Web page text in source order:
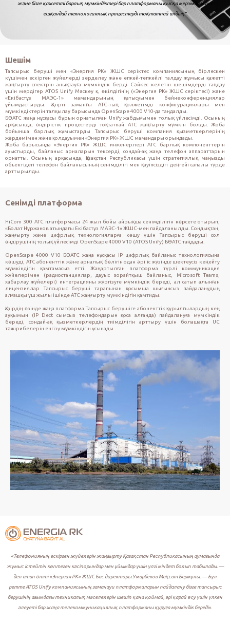
және бізге қажетті барлық мүмкіндіктері бар платформаны қысқа мерзімде және
ешқандай технологиялық процестерді тоқтатпай алдық”.
Шешім
Тапсырыс беруші мен «Энергия РК» ЖШС серіктес компаниясының бірлескен
күшімен ескірген жүйелерді зерделеу және егжей-тегжейлі талдау жұмысы қажетті
жаңғырту спектрін анықтауға мүмкіндік берді. Сәйкес келетін шешімдерді таңдау
үшін мердігер ATOS Unify Мәскеу қ. өкілдігінің («Энергия РК» ЖШС серіктесі) және
«Екібастұз МАЭС-1» мамандарының қатысуымен бейнеконференциялар
ұйымдастырды. Қазіргі заманғы АТС-тың қолжетімді конфигурациялары мен
мүмкіндіктерін талқылау барысында OpenScape 4000 V10-да таңдалды.
БӨАТС жаңа нұсқасы бұрын орнатылған Unify жабдығымен толық үйлесімді. Осының
арқасында, өндірістік процестерді тоқтатпай АТС жаңғырту мүмкін болды. Жоба
бойынша барлық жұмыстарды Тапсырыс беруші компания қызметкерлерінің
жәрдемімен және қолдауымен «Энергия РК» ЖШС мамандары орындады.
Жоба барысында «Энергия РК» ЖШС инженерлері АТС барлық компоненттерін
ауыстырды, байланыс арналарын тексерді, сондай-ақ жаңа телефон аппараттарын
орнатты. Осының арқасында, Қазақстан Республикасы үшін стратегиялық маңызды
объектідегі телефон байланысының сенімділігі мен қауіпсіздігі деңгейі сапалы түрде
арттырылды.
Сенімді платформа
HiCom 300 АТС платформасы 24 жыл бойы айрықша сенімділігін көрсете отырып,
«Болат Нұржанов атындағы Екібастұз МАЭС-1» ЖШС-мен пайдаланылды. Сондықтан,
жаңғырту және цифрлық технологияларға көшу үшін Тапсырыс беруші сол
өндірушінің толық үйлесімді OpenScape 4000 V10 (ATOS Unify) БӨАТС таңдады.
OpenScape 4000 V10 БӨАТС жаңа нұсқасы IP цифрлық байланыс технологиясына
көшуді, АТС абоненттік және арналық бөлігін одан әрі іс жүзінде шектеусіз кеңейту
мүмкіндігін қамтамасыз етті. Жаңартылған платформа түрлі коммуникация
жүйелерімен (радиостанциялар, дауыс зорайтқыш байланыс, Microsoft Teams,
хабарлау жүйелері) интеграцияны жүргізуге мүмкіндік береді, ал сатып алынған
лицензиялар Тапсырыс беруші тарапынан қосымша шығынсыз пайдаланудың
алғашқы үш жылы ішінде АТС жаңғырту мүмкіндігін қамтиды.
Қазірдің өзінде жаңа платформа Тапсырыс берушіге абоненттік құрылғылардың кең
ауқымын (IP Dect сымсыз телефондарын қоса алғанда) пайдалануға мүмкіндік
береді, сондай-ақ қызметкерлердің тиімділігін арттыру үшін болашақта UC
тәжірибелерін енгізу мүмкіндігін ұсынады.
«Телефонияның ескірген жүйелерін жаңғырту Қазақстан Республикасының аумағында
жұмыс істейтін көптеген кәсіпорындар мен ұйымдар үшін үлгі міндет болып табылады. —
деп атап өтті «Энергия РК» ЖШС Бас директоры Умарбеков Мақсат Берікұлы. — Бұл
ретте ATOS Unify компаниясының заманауи платформаларын пайдалану бізге тапсырыс
берушінің ағымдағы техникалық мәселелерін шешіп қана қоймай, әрі қарай өсу үшін үлкен
әлеуеті бар жаңа телекоммуникациялық платформаны құруға мүмкіндік береді».